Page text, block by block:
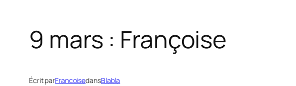
9 mars : Françoise
Écrit parFrancoisedansBlabla